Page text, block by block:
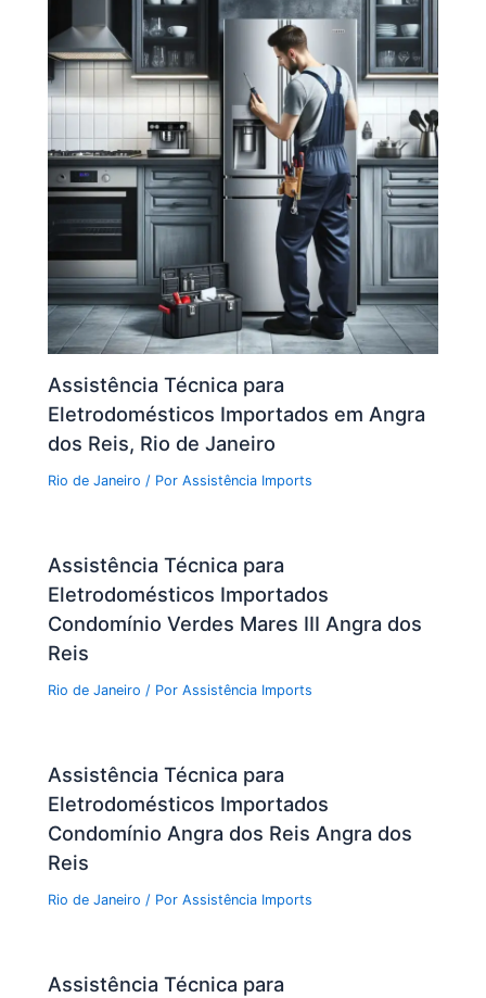
Assistência Técnica para
Eletrodomésticos Importados em Angra
dos Reis, Rio de Janeiro
Rio de Janeiro / PorAssistência Imports
Assistência Técnica para
Eletrodomésticos Importados
Condomínio Verdes Mares III Angra dos
Reis
Rio de Janeiro / PorAssistência Imports
Assistência Técnica para
Eletrodomésticos Importados
Condomínio Angra dos Reis Angra dos
Reis
Rio de Janeiro / PorAssistência Imports
Assistência Técnica para